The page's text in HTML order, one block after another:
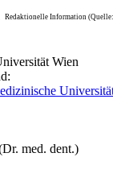
Redaktionelle Information
Wien
med. dent.)